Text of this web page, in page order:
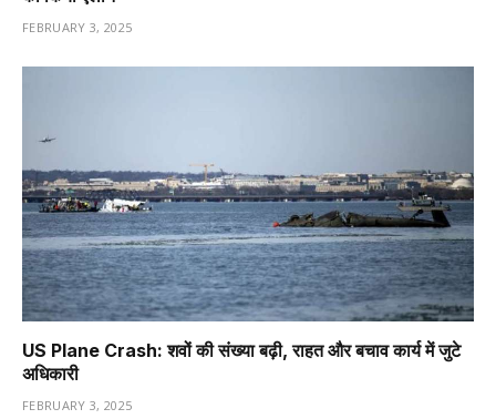
FEBRUARY 3, 2025
US Plane Crash: शवों की संख्या बढ़ी, राहत और बचाव कार्य में जुटे
अधिकारी
FEBRUARY 3, 2025